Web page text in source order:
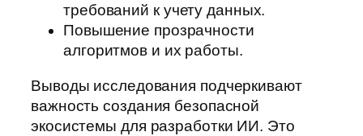
требований к учету данных.
Повышение прозрачности
алгоритмов и их работы.
Выводы исследования подчеркивают
важность создания безопасной
экосистемы для разработки ИИ. Это